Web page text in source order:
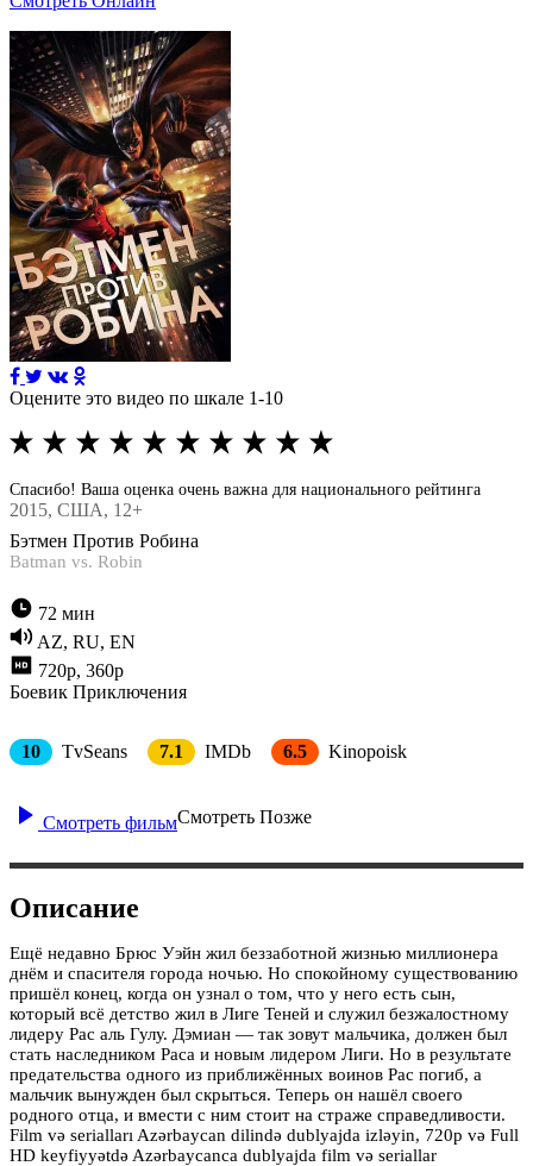
Оцените это видео по шкале 1-10
Спасибо! Ваша оценка очень важна для национального рейтинга
2015, США, 12+
Бэтмен Против Робина
Batman vs. Robin
72 мин
AZ, RU, EN
720p, 360p
Боевик Приключения
10 TvSeans 7.1 IMDb 6.5 Kinopoisk
Смотреть фильмСмотреть Позже
Описание
Ещё недавно Брюс Уэйн жил беззаботной жизнью миллионера
днём и спасителя города ночью. Но спокойному существованию
пришёл конец, когда он узнал о том, что у него есть сын,
который всё детство жил в Лиге Теней и служил безжалостному
лидеру Рас аль Гулу. Дэмиан — так зовут мальчика, должен был
стать наследником Раса и новым лидером Лиги. Но в результате
предательства одного из приближённых воинов Рас погиб, а
мальчик вынужден был скрыться. Теперь он нашёл своего
родного отца, и вмести с ним стоит на страже справедливости.
Film və serialları Azərbaycan dilində dublyajda izləyin, 720p və Full
HD keyfiyyətdə Azərbaycanca dublyajda film və seriallar